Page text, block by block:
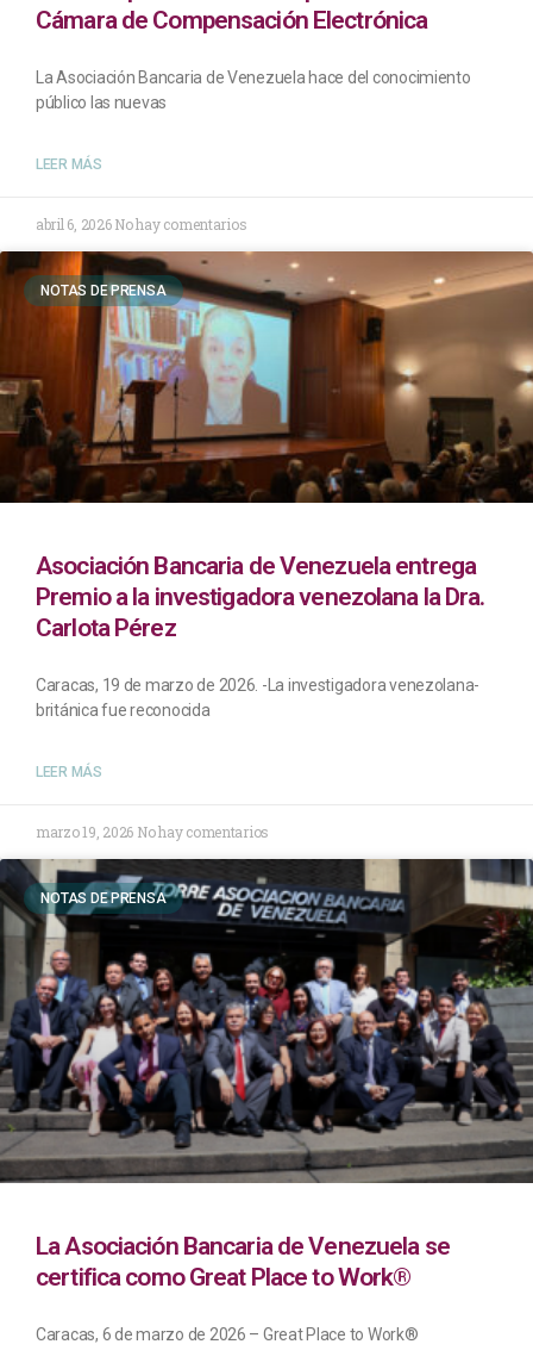
Cámara de Compensación Electrónica
La Asociación Bancaria de Venezuela hace del conocimiento
público las nuevas
LEER MÁS
abril 6, 2026No hay comentarios
NOTAS DE PRENSA
Asociación Bancaria de Venezuela entrega
Premio a la investigadora venezolana la Dra.
Carlota Pérez
Caracas, 19 de marzo de 2026. -La investigadora venezolana-
británica fue reconocida
LEER MÁS
marzo 19, 2026 No hay comentarios
NOTAS DE PRENSA
La Asociación Bancaria de Venezuela se
certifica como Great Place to Work®
Caracas, 6 de marzo de 2026 – Great Place to Work®